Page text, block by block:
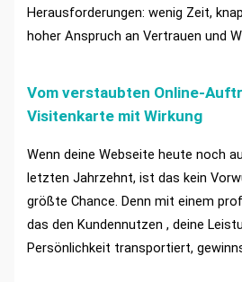
Herausforderungen: wenig Zeit,
hoher Anspruch an Vertrauen und
Vom verstaubten Online-
Visitenkarte mit Wirkung
Wenn deine Webseite heute noch
letzten Jahrzehnt, ist das kein
größte Chance. Denn mit einem
das den Kundennutzen , deine
Persönlichkeit transportiert,